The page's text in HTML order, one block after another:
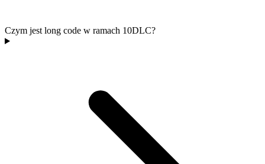
Czym jest long code w ramach 10DLC?